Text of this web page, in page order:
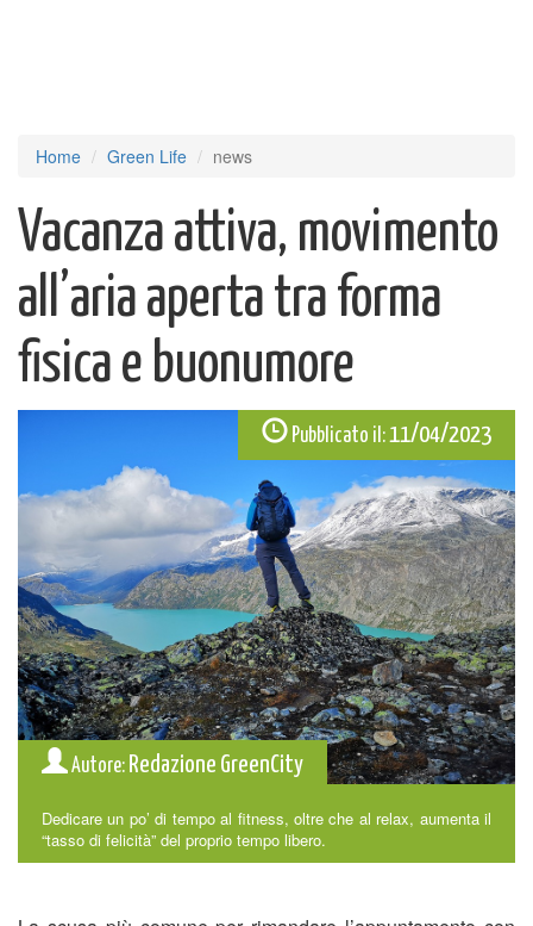
Home Green Life news
Vacanza attiva, movimento
all’aria aperta tra forma
fisica e buonumore
Pubblicato il:11/04/2023
Autore: Redazione GreenCity
Dedicare un po’ di tempo al fitness, oltre che al relax, aumenta il
“tasso di felicità” del proprio tempo libero.